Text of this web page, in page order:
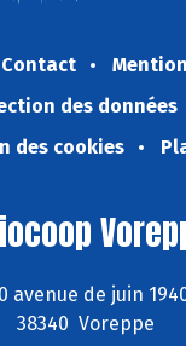
Contact
des données
des cookies
avenue de juin
38340 Voreppe